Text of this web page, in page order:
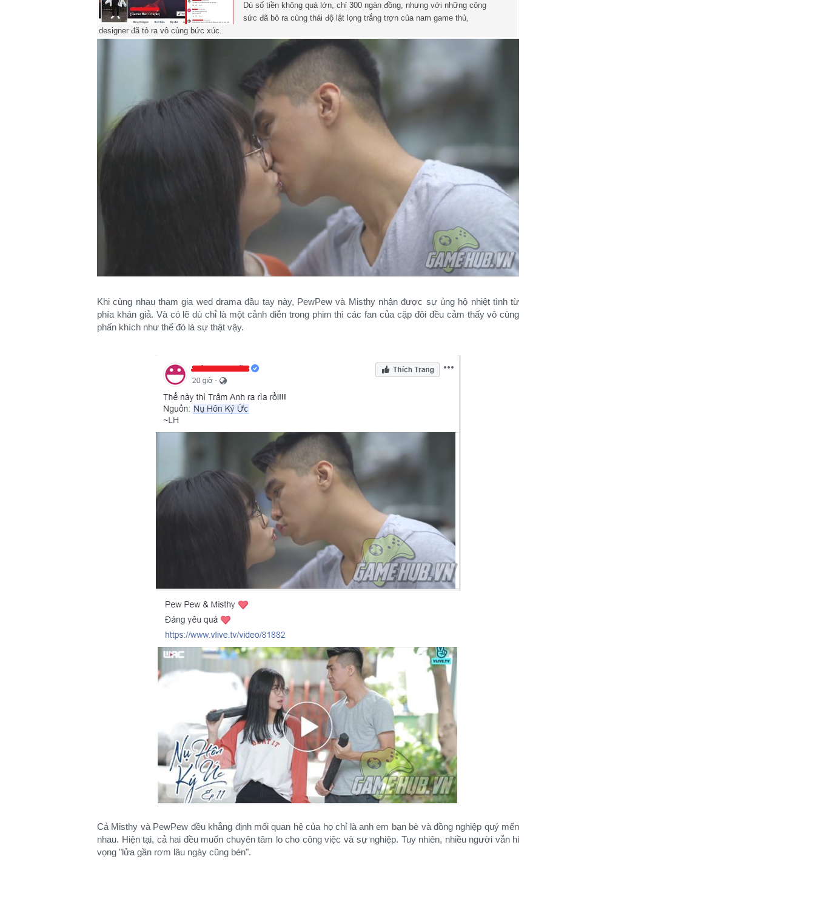
Dù số tiền không quá lớn, chỉ 300 ngàn đồng, nhưng với những công
sức đã bỏ ra cùng thái độ lật lọng trắng trợn của nam game thủ,
designer đã tỏ ra vô cùng bức xúc.
Khi cùng nhau tham gia wed drama đầu tay này, PewPew và Misthy nhận được sự ủng hộ nhiệt tình từ
phía khán giả. Và có lẽ dù chỉ là một cảnh diễn trong phim thì các fan của cặp đôi đều cảm thấy vô cùng
phấn khích như thể đó là sự thật vậy.
Cả Misthy và PewPew đều khẳng định mối quan hệ của họ chỉ là anh em bạn bè và đồng nghiệp quý mến
nhau. Hiện tại, cả hai đều muốn chuyên tâm lo cho công việc và sự nghiệp. Tuy nhiên, nhiều người vẫn hi
vọng "lửa gần rơm lâu ngày cũng bén".​